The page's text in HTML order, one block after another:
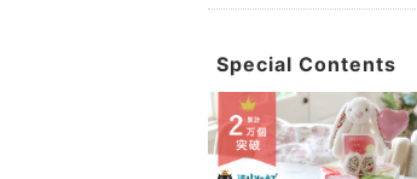
Special Contents